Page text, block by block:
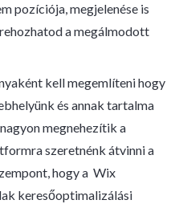
pozíciója, megjelenése is
a megálmodott
kell megemlíteni hogy
és annak tartalma
megnehezítik a
szeretnénk átvinni a
hogy a Wix
keresőoptimalizálási